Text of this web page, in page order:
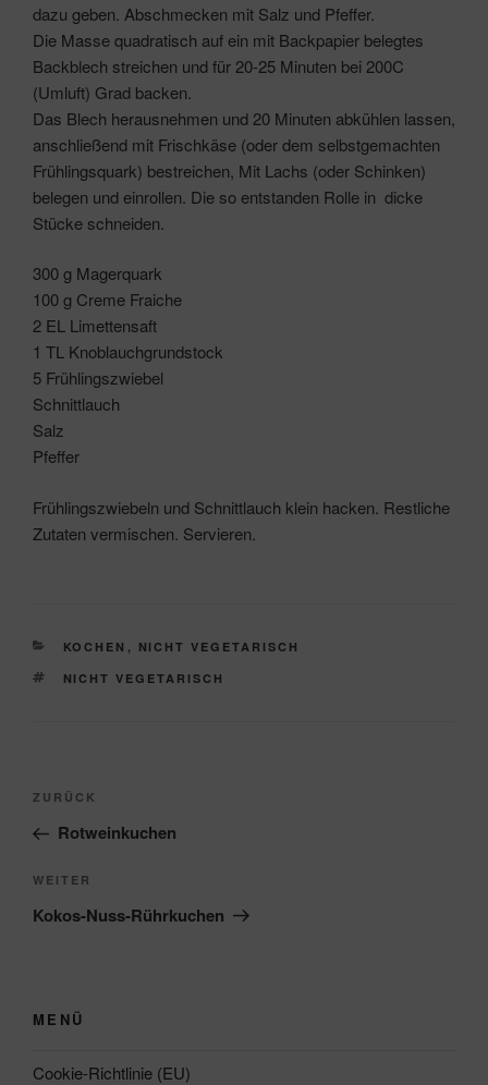
dazu geben. Abschmecken mit Salz und Pfeffer.
Die Masse quadratisch auf ein mit Backpapier belegtes
Backblech streichen und für 20-25 Minuten bei 200C
(Umluft) Grad backen.
Das Blech herausnehmen und 20 Minuten abkühlen lassen,
anschließend mit Frischkäse (oder dem selbstgemachten
Frühlingsquark) bestreichen, Mit Lachs (oder Schinken)
belegen und einrollen. Die so entstanden Rolle in dicke
Stücke schneiden.
300 g Magerquark
100 g Creme Fraiche
2 EL Limettensaft
1 TL Knoblauchgrundstock
5 Frühlingszwiebel
Schnittlauch
Salz
Pfeffer
Frühlingszwiebeln und Schnittlauch klein hacken. Restliche
Zutaten vermischen. Servieren.
KATEGORIEN
KOCHEN , NICHT VEGETARISCH
SCHLAGWÖRTER
NICHT VEGETARISCH
Beitragsnavigation
Vorheriger
Beitrag
ZURÜCK
Rotweinkuchen
Nächster
Beitrag
WEITER
Kokos-Nuss-Rührkuchen
MENÜ
Cookie-Richtlinie (EU)